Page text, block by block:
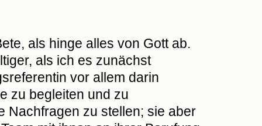
als hinge alles von Gott ab.
als ich es zunächst
vor allem darin
zu begleiten und zu
Nachfragen zu stellen; sie aber